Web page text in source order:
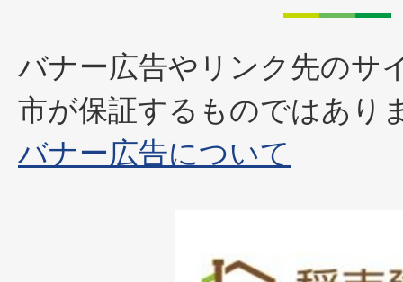
バナー広告やリンク先のサ
市が保証するものではあり
バナー広告について
枚